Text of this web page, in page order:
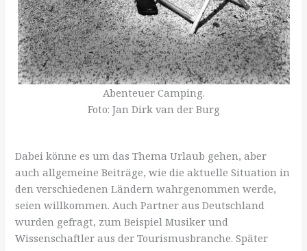
Abenteuer Camping.
Foto: Jan Dirk van der Burg
Dabei könne es um das Thema Urlaub gehen, aber
auch allgemeine Beiträge, wie die aktuelle Situation in
den verschiedenen Ländern wahrgenommen werde,
seien willkommen. Auch Partner aus Deutschland
wurden gefragt, zum Beispiel Musiker und
Wissenschaftler aus der Tourismusbranche. Später